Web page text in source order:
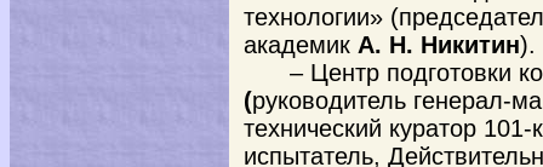
технологии»
академик А. Н. Никитин).
– Центр подготовки
(руководитель генерал-
технический куратор
испытатель,